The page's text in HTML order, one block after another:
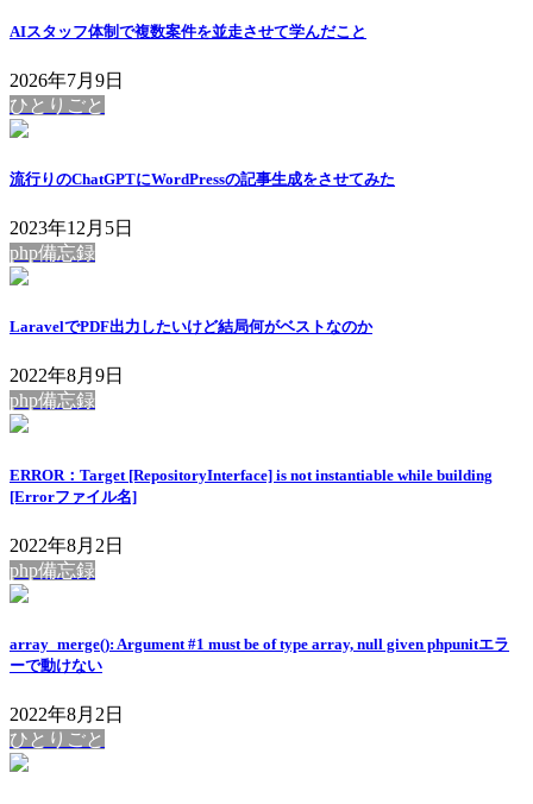
AIスタッフ体制で複数案件を並走させて学んだこと
2026年7月9日
ひとりごと
流行りのChatGPTにWordPressの記事生成をさせてみた
2023年12月5日
php備忘録
LaravelでPDF出力したいけど結局何がベストなのか
2022年8月9日
php備忘録
ERROR：Target [RepositoryInterface] is not instantiable while building
[Errorファイル名]
2022年8月2日
php備忘録
array_merge(): Argument #1 must be of type array, null given phpunitエラ
ーで動けない
2022年8月2日
ひとりごと